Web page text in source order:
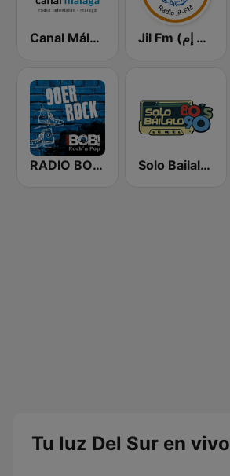
Canal Málaga Jil Fm (جيل إف إم)
RADIO BOB! 90er Rock Solo Bailalo Radio
Tu luz Del Sur en vivo